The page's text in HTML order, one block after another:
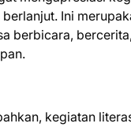
berlanjut. Ini
berbicara,
kegiatan